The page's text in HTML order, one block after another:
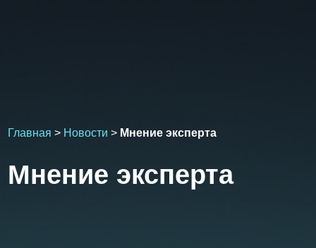
Главная > Новости > Мнение эксперта
Мнение эксперта